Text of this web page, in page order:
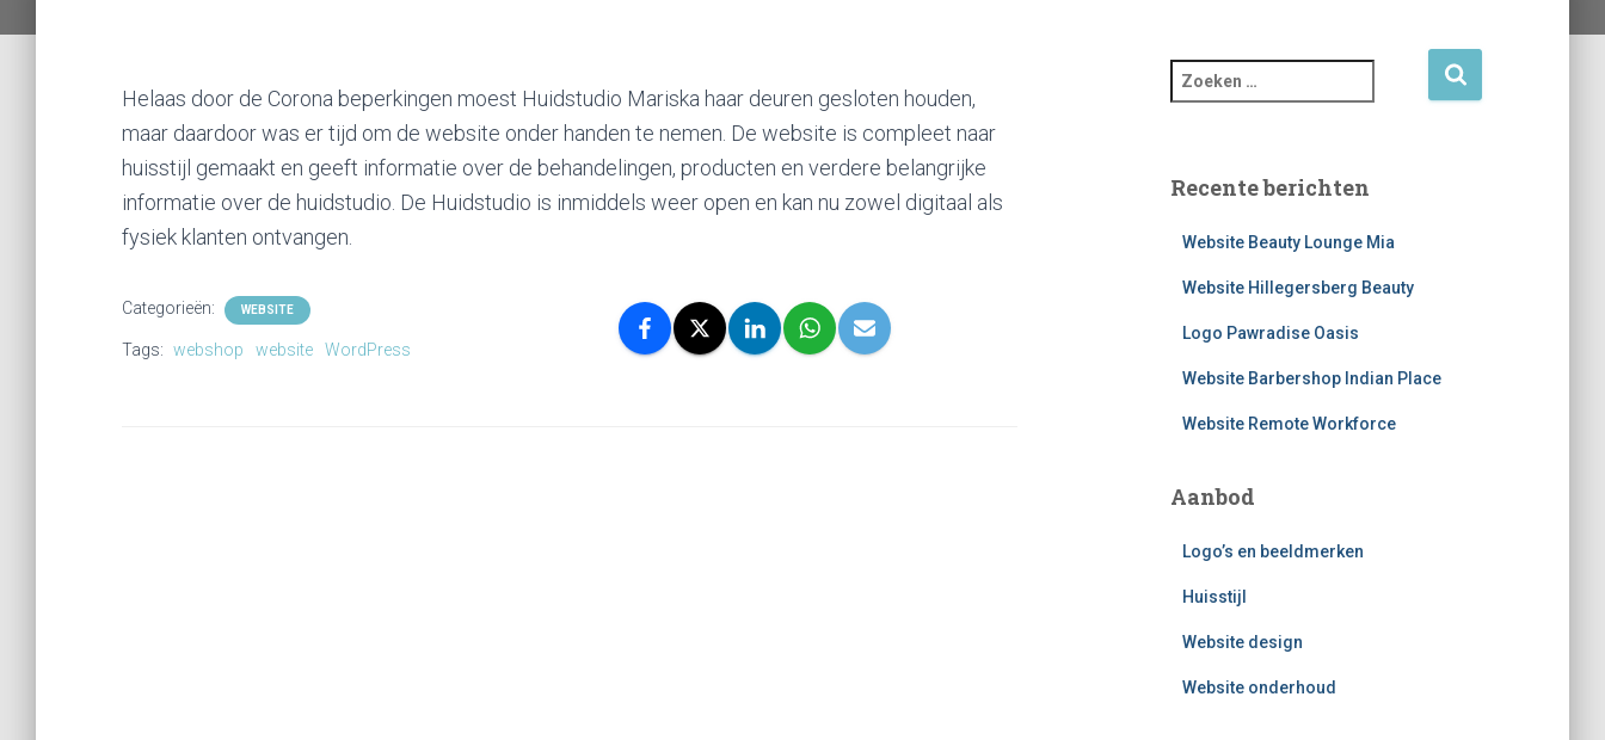
Helaas door de Corona beperkingen moest Huidstudio Mariska haar deuren gesloten houden,
maar daardoor was er tijd om de website onder handen te nemen. De website is compleet naar
huisstijl gemaakt en geeft informatie over de behandelingen, producten en verdere belangrijke
informatie over de huidstudio. De Huidstudio is inmiddels weer open en kan nu zowel digitaal als
fysiek klanten ontvangen.
Categorieën: WEBSITE
Tags: webshop website WordPress
o
e
Recente berichten
Website Beauty Lounge Mia
Website Hillegersberg Beauty
Logo Pawradise Oasis
Website Barbershop Indian Place
Website Remote Workforce
Aanbod
Logo’s en beeldmerken
Huisstijl
Website design
Website onderhoud